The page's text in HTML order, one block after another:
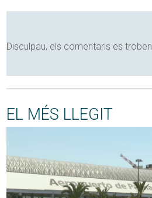
Disculpau, els comentaris es
EL MÉS LLEGIT